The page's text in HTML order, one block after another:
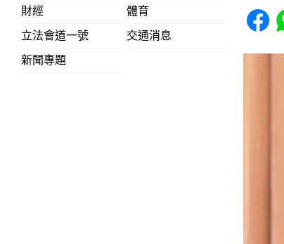
財經
體育
立法會道一號
交通消息
新聞專題
Share